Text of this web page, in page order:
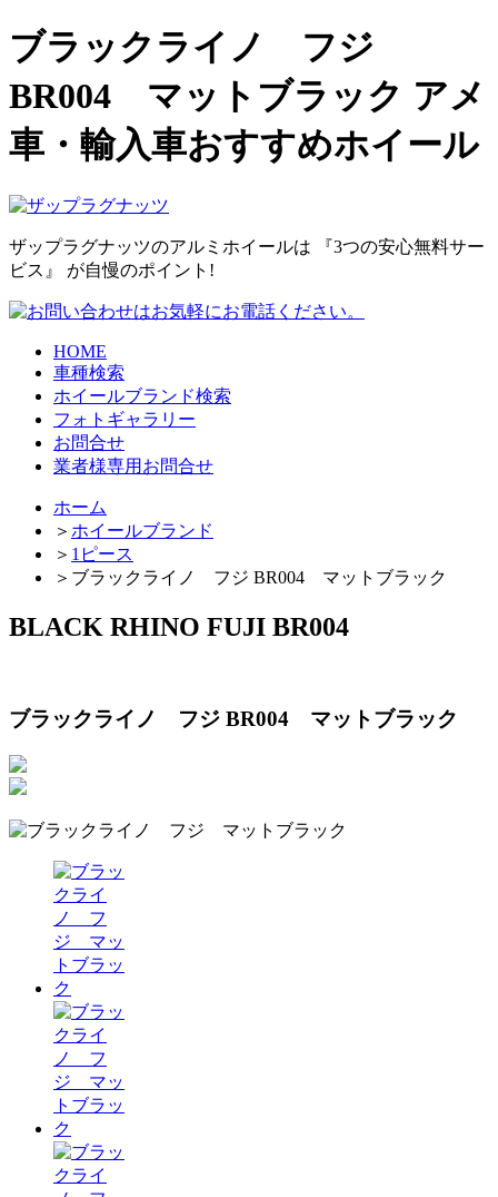
ブラックライノ フジ
BR004 マットブラック アメ
車・輸入車おすすめホイール
ザップラグナッツのアルミホイールは
『3つの安心無料サー
ビス』 が自慢のポイント!
HOME
車種検索
ホイールブランド検索
フォトギャラリー
お問合せ
業者様専用お問合せ
ホーム
＞ ホイールブランド
＞ 1ピース
＞ ブラックライノ フジ BR004 マットブラック
BLACK RHINO FUJI BR004
ブラックライノ フジ BR004 マットブラック